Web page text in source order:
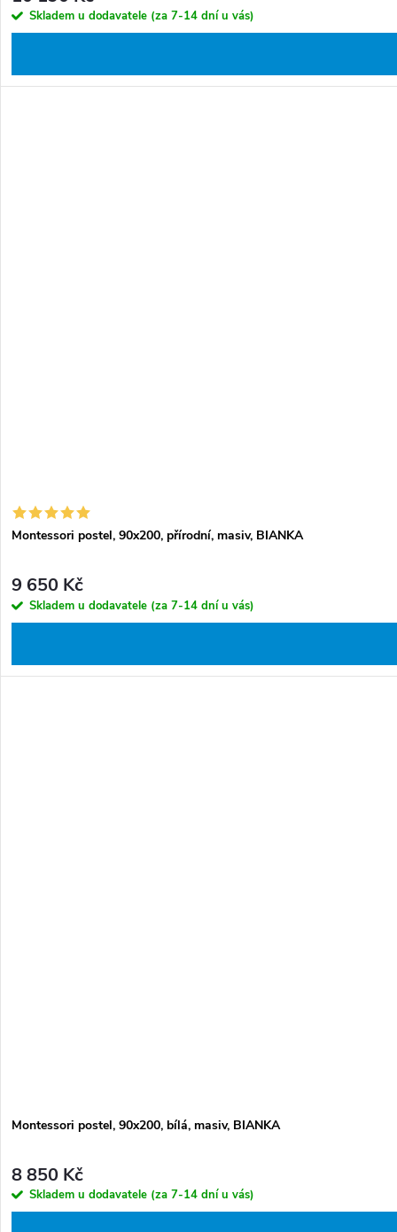
Skladem u dodavatele (za 7-14 dní u vás)
Montessori postel, 90x200, přírodní, masiv, BIANKA
9 650 Kč
Skladem u dodavatele (za 7-14 dní u vás)
Montessori postel, 90x200, bílá, masiv, BIANKA
8 850 Kč
Skladem u dodavatele (za 7-14 dní u vás)